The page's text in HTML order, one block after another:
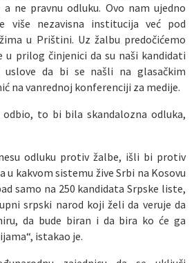
ne pravnu odluku. Ovo nam ujedno
više nezavisna institucija već pod
u Prištini. Uz žalbu predočićemo
u prilog činjenici da su naši kandidati
uslove da bi se našli na glasačkim
na vanrednoj konferenciji za medije.
to bi bila skandalozna odluka,
odluku protiv žalbe, išli bi protiv
kakvom sistemu žive Srbi na Kosovu
samo na 250 kandidata Srpske liste,
srpski narod koji želi da veruje da
da bude biran i da bira ko će ga
istakao je.